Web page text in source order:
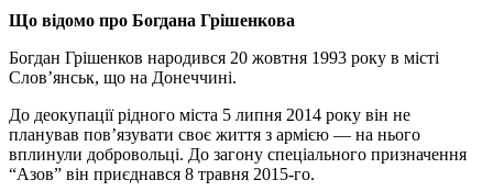
Що відомо про Богдана Грішенкова
Богдан Грішенков народився 20 жовтня 1993 року в місті
Слов’янськ, що на Донеччині.
До деокупації рідного міста 5 липня 2014 року він не
планував пов’язувати своє життя з армією — на нього
вплинули добровольці. До загону спеціального призначення
“Азов” він приєднався 8 травня 2015-го.